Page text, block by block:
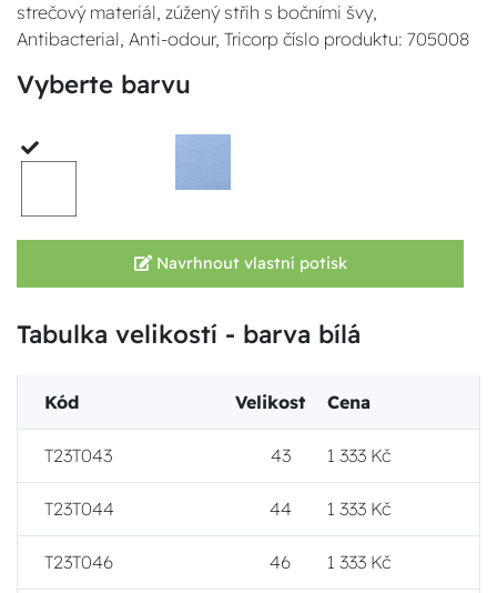
strečový materiál, zúžený střih s bočními švy,
Antibacterial, Anti-odour, Tricorp číslo produktu: 705008
Vyberte barvu
Navrhnout vlastní potisk
Tabulka velikostí - barva bílá
Kód Velikost Cena
T23T043 43 1 333 Kč
T23T044 44 1 333 Kč
T23T046 46
1 333 Kč